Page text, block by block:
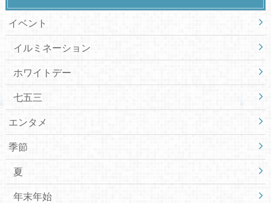
イベント
イルミネーション
ホワイトデー
七五三
エンタメ
季節
夏
年末年始